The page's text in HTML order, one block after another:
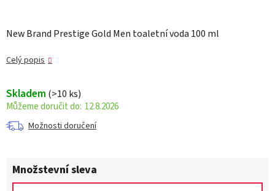
New Brand Prestige Gold Men toaletní voda 100 ml
Celý popis
Skladem (>10 ks)
12.8.2026
Možnosti doručení
Množstevní sleva